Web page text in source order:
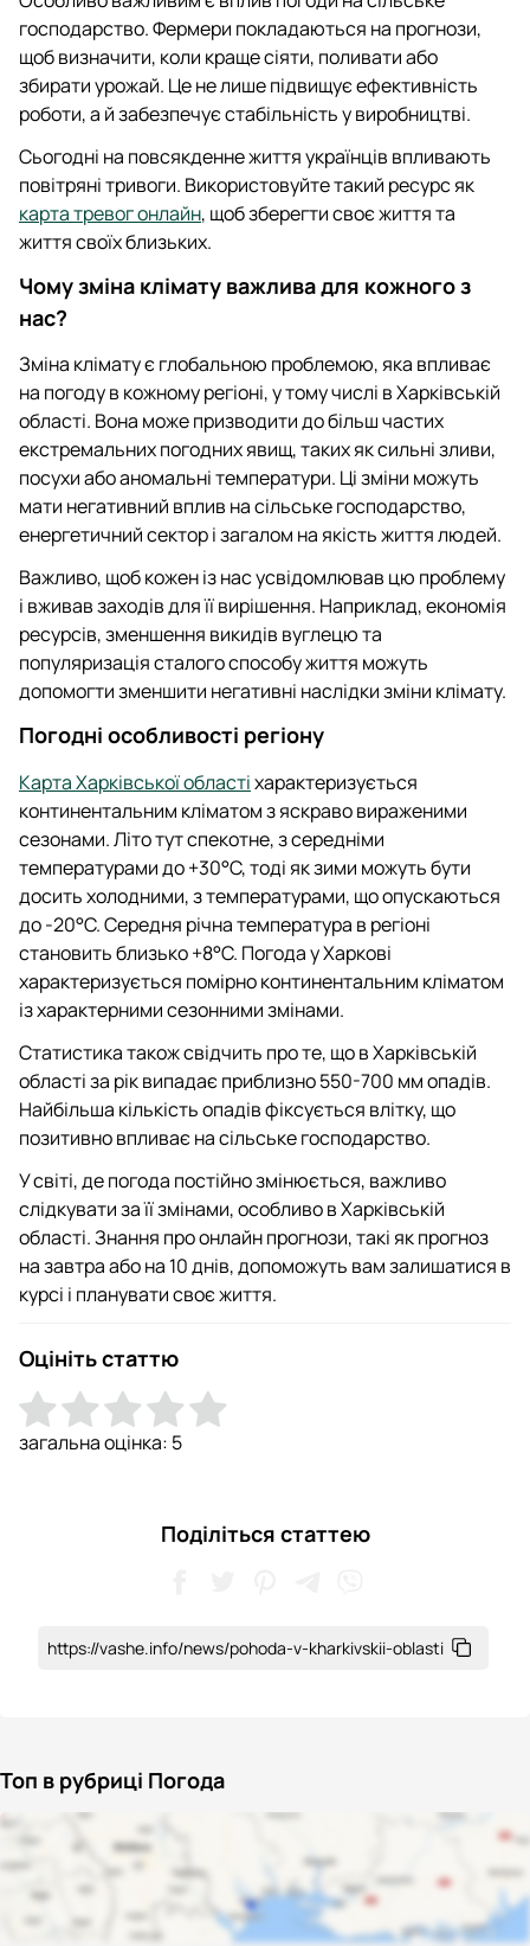
господарство. Фермери покладаються на прогнози,
щоб визначити, коли краще сіяти, поливати або
збирати урожай. Це не лише підвищує ефективність
роботи, а й забезпечує стабільність у виробництві.
Сьогодні на повсякденне життя українців впливають
повітряні тривоги. Використовуйте такий ресурс як
карта тревог онлайн, щоб зберегти своє життя та
життя своїх близьких.
Чому зміна клімату важлива для кожного з
нас?
Зміна клімату є глобальною проблемою, яка впливає
на погоду в кожному регіоні, у тому числі в Харківській
області. Вона може призводити до більш частих
екстремальних погодних явищ, таких як сильні зливи,
посухи або аномальні температури. Ці зміни можуть
мати негативний вплив на сільське господарство,
енергетичний сектор і загалом на якість життя людей.
Важливо, щоб кожен із нас усвідомлював цю проблему
і вживав заходів для її вирішення. Наприклад, економія
ресурсів, зменшення викидів вуглецю та
популяризація сталого способу життя можуть
допомогти зменшити негативні наслідки зміни клімату.
Погодні особливості регіону
Карта Харківської областіхарактеризується
континентальним кліматом з яскраво вираженими
сезонами. Літо тут спекотне, з середніми
температурами до +30°C, тоді як зими можуть бути
досить холодними, з температурами, що опускаються
до -20°C. Середня річна температура в регіоні
становить близько +8°C. Погода у Харкові
характеризується помірно континентальним кліматом
із характерними сезонними змінами.
Статистика також свідчить про те, що в Харківській
області за рік випадає приблизно 550-700 мм опадів.
Найбільша кількість опадів фіксується влітку, що
позитивно впливає на сільське господарство.
У світі, де погода постійно змінюється, важливо
слідкувати за її змінами, особливо в Харківській
області. Знання про онлайн прогнози, такі як прогноз
на завтра або на 10 днів, допоможуть вам залишатися в
курсі і планувати своє життя.
Оцініть статтю
загальна оцінка: 5
Поділіться статтею
https://vashe.info/news/pohoda-v-kharkivskii-oblasti
Топ в рубриці Погода